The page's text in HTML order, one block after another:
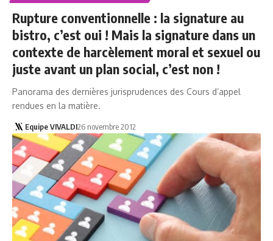
Rupture conventionnelle : la signature au
bistro, c’est oui ! Mais la signature dans un
contexte de harcèlement moral et sexuel ou
juste avant un plan social, c’est non !
Panorama des dernières jurisprudences des Cours d’appel
rendues en la matière.
Equipe VIVALDI26 novembre 2012